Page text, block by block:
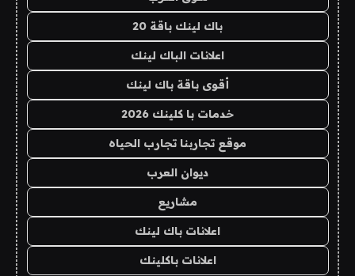
باك لينك باقة 20
اعلانات الباك لينك
أقوى باقة باك لينك
خدمات با كلينك 2026
موقع تجاربنا تجارب الحياه
ديوان العرب
مشاريع
اعلانات باك لينك
اعلانات باكلينك